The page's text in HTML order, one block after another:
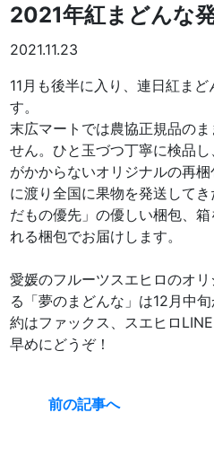
2021年紅まどんな
2021.11.23
11月も後半に入り、連日紅ま
す。
末広マートでは農協正規品の
せん。ひと玉づつ丁寧に検品
がかからないオリジナルの再
に渡り全国に果物を発送して
だもの優先」の優しい梱包、
れる梱包でお届けします。
愛媛のフルーツスエヒロのオ
る「夢のまどんな」は12月中
約はファックス、スエヒロ
早めにどうぞ！
前の記事へ